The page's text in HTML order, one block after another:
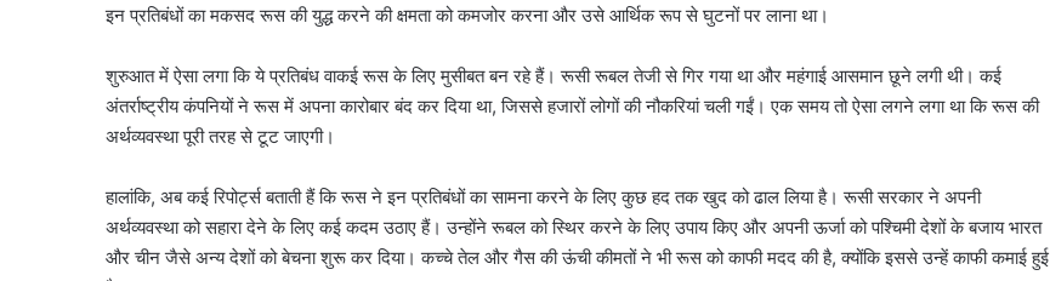
इन प्रतिबंधों का मकसद रूस की युद्ध करने की क्षमता को कमजोर करना और उसे आर्थिक रूप से घुटनों पर लाना था।
शुरुआत में ऐसा लगा कि ये प्रतिबंध वाकई रूस के लिए मुसीबत बन रहे हैं। रूसी रूबल तेजी से गिर गया था और महंगाई आसमान छूने लगी थी। कई
अंतर्राष्ट्रीय कंपनियों ने रूस में अपना कारोबार बंद कर दिया था, जिससे हजारों लोगों की नौकरियां चली गईं। एक समय तो ऐसा लगने लगा था कि रूस की
अर्थव्यवस्था पूरी तरह से टूट जाएगी।
हालांकि, अब कई रिपोर्ट्स बताती हैं कि रूस ने इन प्रतिबंधों का सामना करने के लिए कुछ हद तक खुद को ढाल लिया है। रूसी सरकार ने अपनी
अर्थव्यवस्था को सहारा देने के लिए कई कदम उठाए हैं। उन्होंने रूबल को स्थिर करने के लिए उपाय किए और अपनी ऊर्जा को पश्चिमी देशों के बजाय भारत
और चीन जैसे अन्य देशों को बेचना शुरू कर दिया। कच्चे तेल और गैस की ऊंची कीमतों ने भी रूस को काफी मदद की है, क्योंकि इससे उन्हें काफी कमाई हुई